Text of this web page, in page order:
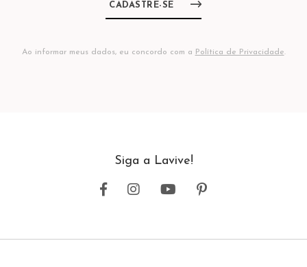
CADASTRE-SE
Ao informar meus dados, eu concordo com a Política de Privacidade.
Siga a Lavive!